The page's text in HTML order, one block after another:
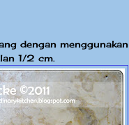
dengan menggunakan
1/2 cm.